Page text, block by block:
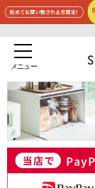
メニュー